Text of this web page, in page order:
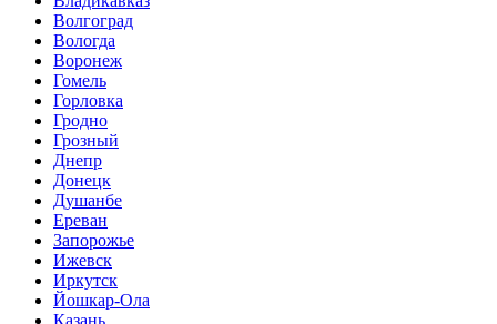
Волгоград
Вологда
Воронеж
Гомель
Горловка
Гродно
Грозный
Днепр
Донецк
Душанбе
Ереван
Запорожье
Ижевск
Иркутск
Йошкар-Ола
Казань